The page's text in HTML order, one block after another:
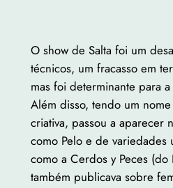
O show de Salta foi um
técnicos, um fracasso em
mas foi determinante para
Além disso, tendo um
criativa, passou a aparecer
como Pelo e de
como a Cerdos y Peces
também publicava sobre